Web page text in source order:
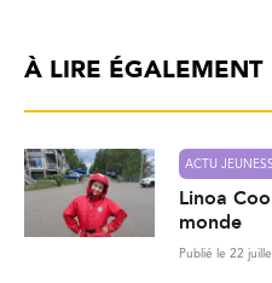
À LIRE ÉGALEMENT
ACTU
Linoa
monde
Publié le 22